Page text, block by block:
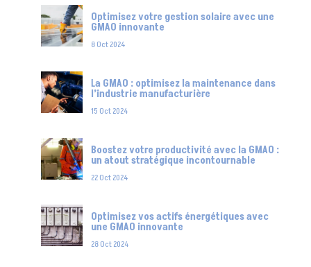
Optimisez votre gestion solaire avec une
GMAO innovante
8 Oct 2024
La GMAO : optimisez la maintenance dans
l’industrie manufacturière
15 Oct 2024
Boostez votre productivité avec la GMAO :
un atout stratégique incontournable
22 Oct 2024
Optimisez vos actifs énergétiques avec
une GMAO innovante
28 Oct 2024